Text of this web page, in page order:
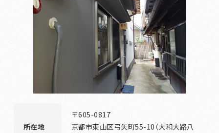
所在地
〒605-0817
京都市東山区弓矢町55-10（大和大路八